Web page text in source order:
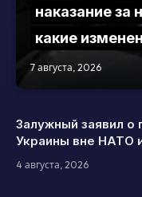
наказание
какие
7 августа, 2026
Залужный заявил о
Украины вне НАТО
какой формат
считает
4 августа, 2026